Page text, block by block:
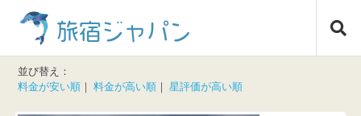
旅宿ジャパン
並び替え：
料金が安い順
｜料金が高い順 ｜星評価が高い順